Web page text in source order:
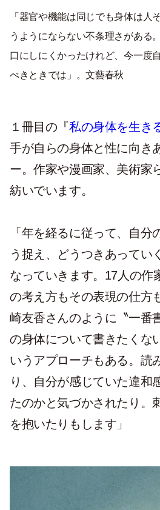
「器官や機能は同じでも身体は人
うようにならない不条理さがある
口にしにくかったけれど、今一度
べきときでは」。文藝春秋
１冊目の『私の身体を生き
手が自らの身体と性に向き
ー。作家や漫画家、美術家
紡いでいます。
「年を経るに従って、自分
う捉え、どうつきあってい
なっていきます。17人の作
の考え方もその表現の仕方
崎友香さんのように〝一番
の身体について書きたくな
いうアプローチもある。読
り、自分が感じていた違和
たのかと気づかされたり。
を抱いたりもします」